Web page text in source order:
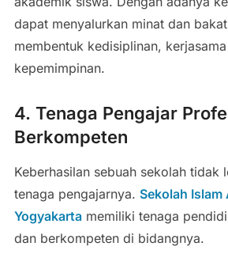
dapat menyalurkan minat dan
membentuk kedisiplinan,
kepemimpinan.
4. Tenaga Pengajar
Berkompeten
Keberhasilan sebuah sekolah tidak
tenaga pengajarnya. Sekolah
Yogyakartamemiliki tenaga
dan berkompeten di bidangnya.